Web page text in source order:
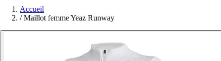
Accueil
/ Maillot femme Yeaz Runway